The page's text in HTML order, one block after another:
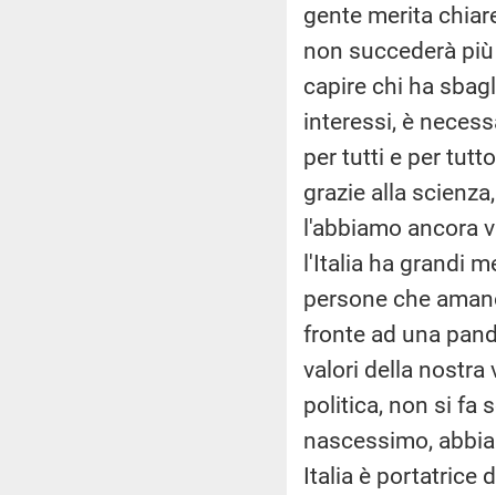
gente merita
non succederà
capire chi ha
interessi, è
per tutti e per
grazie alla
l'abbiamo ancora
l'Italia ha grandi
persone che
fronte ad una
valori della nostra
politica, non si fa
nascessimo,
Italia è portatrice